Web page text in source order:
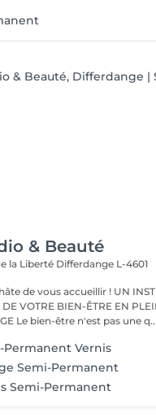
& Beauté
la Liberté Differdange L-4601
accueillir ! UN INSTITUT DE BEAUTÉ
VOTRE BIEN-ÊTRE EN
DIFFERDANGE Le bien-être n'est pas une q...
Permanent Vernis
Semi-Permanent
Semi-Permanent